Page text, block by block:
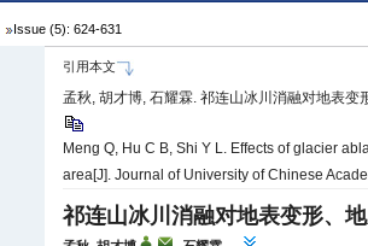
Issue (5): 624-631
引用本文
孟秋, 胡才博, 石耀霖. 祁连山冰川消融对地表
Meng Q, Hu C B, Shi Y L. Effects of glacier
area[J]. Journal of University of Chinese
祁连山冰川消融对地表变形、